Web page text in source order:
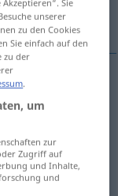
Sie
unserer
zu den Cookies
Sie einfach auf den
zu der
.
um
zur
Zugriff auf
und Inhalte,
und